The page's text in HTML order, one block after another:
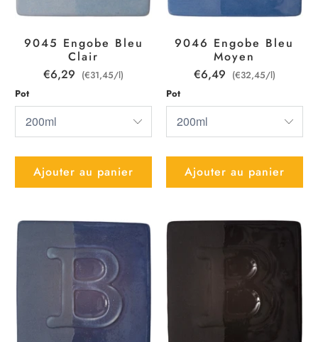
9045 Engobe Bleu
Clair
€6,29 (€31,45/l)
Pot
Ajouter au panier
9046 Engobe Bleu
Moyen
€6,49 (€32,45/l)
Pot
Ajouter au panier